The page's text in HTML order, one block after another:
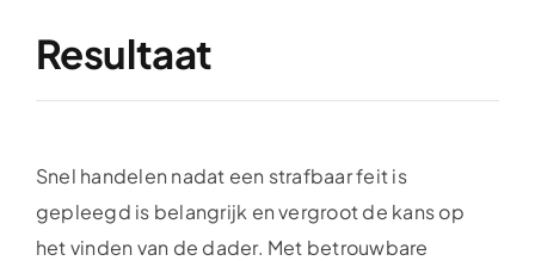
Resultaat
Snel handelen nadat een strafbaar feit is
gepleegd is belangrijk en vergroot de kans op
het vinden van de dader. Met betrouwbare